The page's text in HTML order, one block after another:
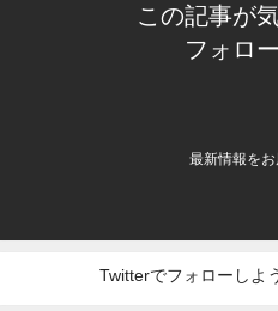
この記事が
フォロ
最新情報を
Twitterでフォローしよ